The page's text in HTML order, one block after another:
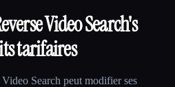
Video Search's
tarifaires
Search peut modifier ses